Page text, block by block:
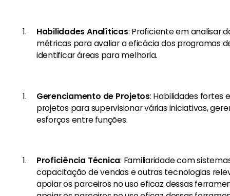
Habilidades Analíticas: Proficiente em analisar
métricas para avaliar a eficácia dos programas
identificar áreas para melhoria.
Gerenciamento de Projetos: Habilidades fortes
projetos para supervisionar várias iniciativas,
esforços entre funções.
Proficiência Técnica: Familiaridade com
capacitação de vendas e outras tecnologias
apoiar os parceiros no uso eficaz dessas